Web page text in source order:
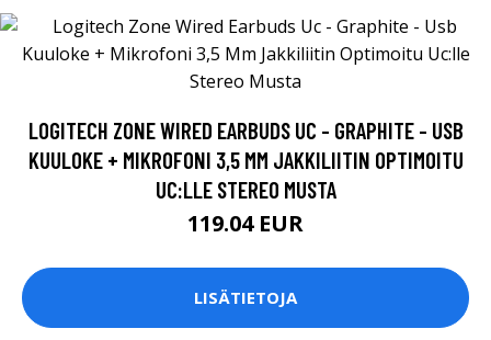
LOGITECH ZONE WIRED EARBUDS UC - GRAPHITE - USB
KUULOKE + MIKROFONI 3,5 MM JAKKILIITIN OPTIMOITU
UC:LLE STEREO MUSTA
119.04 EUR
LISÄTIETOJA